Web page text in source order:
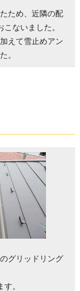
ため、近隣の配
ないました。
えて雪止めアン
。
グリッドリング
。